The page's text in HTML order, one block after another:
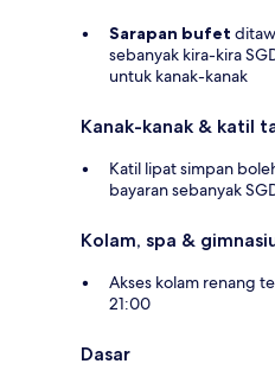
Sarapan bufet
sebanyak kira-kira
untuk kanak-kanak
Kanak-kanak & katil
Katil lipat simpan
bayaran sebanyak
Kolam, spa &
Akses kolam renang
21:00
Dasar